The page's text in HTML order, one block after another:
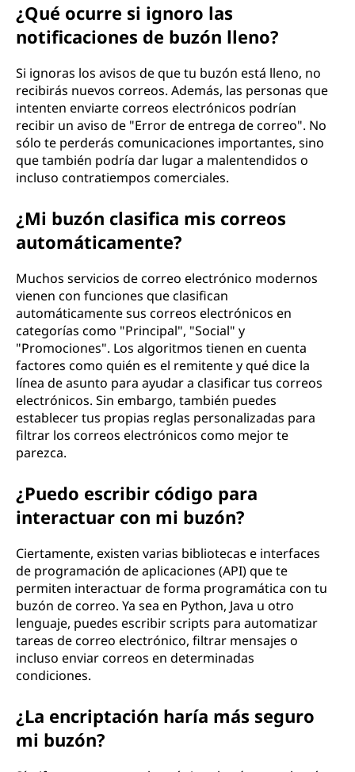
¿Qué ocurre si ignoro las
notificaciones de buzón lleno?
Si ignoras los avisos de que tu buzón está lleno, no
recibirás nuevos correos. Además, las personas que
intenten enviarte correos electrónicos podrían
recibir un aviso de "Error de entrega de correo". No
sólo te perderás comunicaciones importantes, sino
que también podría dar lugar a malentendidos o
incluso contratiempos comerciales.
¿Mi buzón clasifica mis correos
automáticamente?
Muchos servicios de correo electrónico modernos
vienen con funciones que clasifican
automáticamente sus correos electrónicos en
categorías como "Principal", "Social" y
"Promociones". Los algoritmos tienen en cuenta
factores como quién es el remitente y qué dice la
línea de asunto para ayudar a clasificar tus correos
electrónicos. Sin embargo, también puedes
establecer tus propias reglas personalizadas para
filtrar los correos electrónicos como mejor te
parezca.
¿Puedo escribir código para
interactuar con mi buzón?
Ciertamente, existen varias bibliotecas e interfaces
de programación de aplicaciones (API) que te
permiten interactuar de forma programática con tu
buzón de correo. Ya sea en Python, Java u otro
lenguaje, puedes escribir scripts para automatizar
tareas de correo electrónico, filtrar mensajes o
incluso enviar correos en determinadas
condiciones.
¿La encriptación haría más seguro
mi buzón?